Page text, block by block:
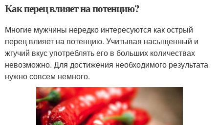
Как перец влияет на потенцию?
Многие мужчины нередко интересуются как острый
перец влияет на потенцию. Учитывая насыщенный и
жгучий вкус употреблять его в больших количествах
невозможно. Для достижения необходимого результата
нужно совсем немного.